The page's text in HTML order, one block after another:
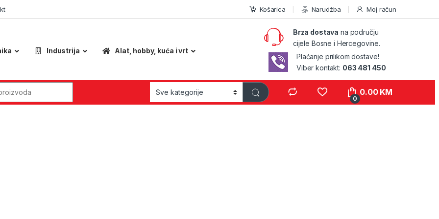
Košarica Narudžba Moj račun
Industrija Alat, hobby, kuća i vrt
Brza dostava na području
cijele Bosne i Hercegovine.
Plaćanje prilikom dostave!
Viber kontakt: 063 481 450
0
0.00 KM